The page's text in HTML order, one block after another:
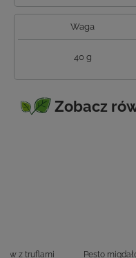
Waga
40 g
Zobacz
z truflami
Pesto